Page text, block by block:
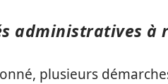
administratives à
plusieurs